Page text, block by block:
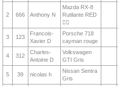
2 666 Anthony N
Mazda RX-8
Rutilante RED
❤️‍🔥
3 123
Francois-
Xavier D
Porsche 718
cayman rouge
4 312
Charles-
Antoine D
Volkswagen
GTI Gris
5 39 nicolas h
Nissan Sentra
Gris